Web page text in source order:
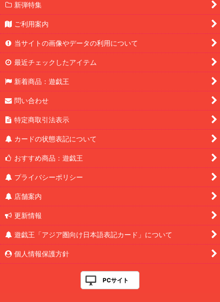
新弾特集
ご利用案内
当サイトの画像やデータの利用について
最近チェックしたアイテム
新着商品：遊戯王
問い合わせ
特定商取引法表示
カードの状態表記について
おすすめ商品：遊戯王
プライバシーポリシー
店舗案内
更新情報
遊戯王「アジア圏向け日本語表記カード」について
個人情報保護方針
PCサイト